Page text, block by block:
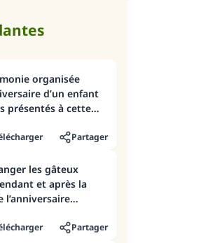
organisée
d’un enfant
présentés à cette
Partager
les gâteux
et après la
Partager